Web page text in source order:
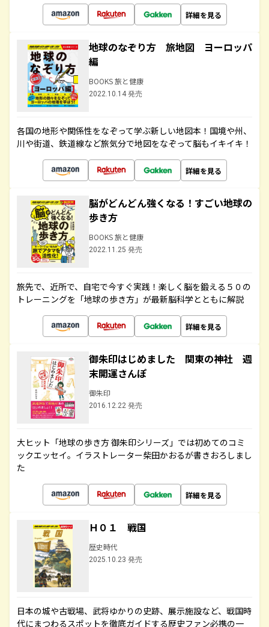
詳細を見る
地球のなぞり方 旅地図 ヨーロッパ
編
BOOKS 旅と健康
2022.10.14 発売
各国の地形や関係性をなぞって学ぶ新しい地図本！国境や州、
川や街道、鉄道線など旅気分で地図をなぞって脳もイキイキ！
詳細を見る
脳がどんどん強くなる！すごい地球の
歩き方
BOOKS 旅と健康
2022.11.25 発売
旅先で、近所で、自宅で今すぐ実践！楽しく脳を鍛える５０の
トレーニングを「地球の歩き方」が最新脳科学とともに解説
詳細を見る
御朱印はじめました 関東の神社 週
末開運さんぽ
御朱印
2016.12.22 発売
大ヒット「地球の歩き方 御朱印シリーズ」では初めてのコミ
ックエッセイ。イラストレーター柴田かおるが書きおろしまし
た
詳細を見る
Ｈ０１ 戦国
歴史時代
2025.10.23 発売
日本の城や古戦場、武将ゆかりの史跡、展示施設など、戦国時
代にまつわるスポットを徹底ガイドする歴史ファン必携の一